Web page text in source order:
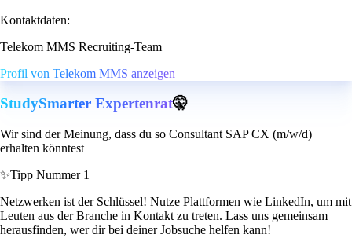
Kontaktdaten:
Telekom MMS Recruiting-Team
Profil von Telekom MMS anzeigen
StudySmarter Expertenrat🤫
Wir sind der Meinung, dass du so Consultant SAP CX (m/w/d)
erhalten könntest
✨Tipp Nummer 1
Netzwerken ist der Schlüssel! Nutze Plattformen wie LinkedIn, um mit
Leuten aus der Branche in Kontakt zu treten. Lass uns gemeinsam
herausfinden, wer dir bei deiner Jobsuche helfen kann!